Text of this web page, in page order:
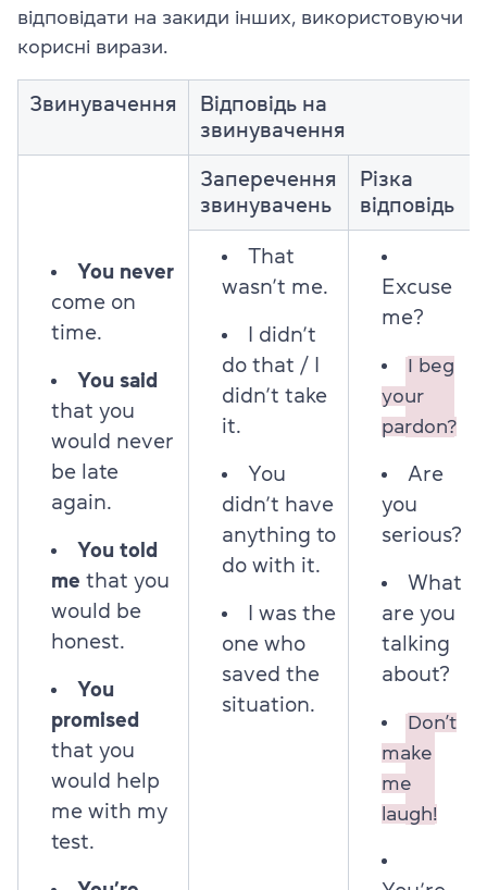
відповідати на закиди інших, використовуючи
корисні вирази.
Звинувачення
Відповідь на
звинувачення
You never
come on
time.
You said
that you
would never
be late
again.
You told
me that you
would be
honest.
You
promised
that you
would help
me with my
test.
Заперечення
звинувачень
Різка
відповідь
That
wasn’t me.
I didn’t
do that / I
didn’t take
it.
You
didn’t have
anything to
do with it.
I was the
one who
saved the
situation.
Excuse
me?
I beg
your
pardon?
Are
you
serious?
What
are you
talking
about?
Don’t
make
me
laugh!